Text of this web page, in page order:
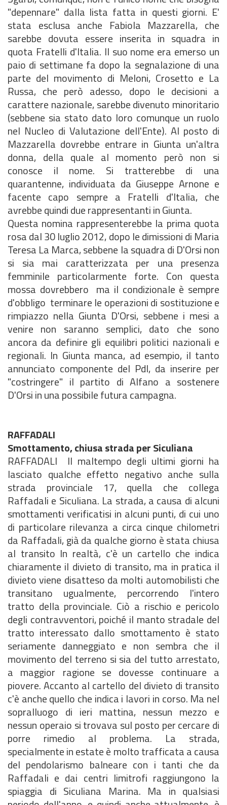
"depennare" dalla lista fatta in questi giorni. E'
stata esclusa anche Fabiola Mazzarella, che
sarebbe dovuta essere inserita in squadra in
quota Fratelli d'Italia. Il suo nome era emerso un
paio di settimane fa dopo la segnalazione di una
parte del movimento di Meloni, Crosetto e La
Russa, che però adesso, dopo le decisioni a
carattere nazionale, sarebbe divenuto minoritario
(sebbene sia stato dato loro comunque un ruolo
nel Nucleo di Valutazione dell'Ente). Al posto di
Mazzarella dovrebbe entrare in Giunta un'altra
donna, della quale al momento però non si
conosce il nome. Si tratterebbe di una
quarantenne, individuata da Giuseppe Arnone e
facente capo sempre a Fratelli d'Italia, che
avrebbe quindi due rappresentanti in Giunta.
Questa nomina rappresenterebbe la prima quota
rosa dal 30 luglio 2012, dopo le dimissioni di Maria
Teresa La Marca, sebbene la squadra di D'Orsi non
si sia mai caratterizzata per una presenza
femminile particolarmente forte. Con questa
mossa dovrebbero  ma il condizionale è sempre
d'obbligo  terminare le operazioni di sostituzione e
rimpiazzo nella Giunta D'Orsi, sebbene i mesi a
venire non saranno semplici, dato che sono
ancora da definire gli equilibri politici nazionali e
regionali. In Giunta manca, ad esempio, il tanto
annunciato componente del Pdl, da inserire per
"costringere" il partito di Alfano a sostenere
D'Orsi in una possibile futura campagna.
RAFFADALI
Smottamento, chiusa strada per Siculiana
RAFFADALI Il maltempo degli ultimi giorni ha
lasciato qualche effetto negativo anche sulla
strada provinciale 17, quella che collega
Raffadali e Siculiana. La strada, a causa di alcuni
smottamenti verificatisi in alcuni punti, di cui uno
di particolare rilevanza a circa cinque chilometri
da Raffadali, già da qualche giorno è stata chiusa
al transito In realtà, c'è un cartello che indica
chiaramente il divieto di transito, ma in pratica il
divieto viene disatteso da molti automobilisti che
transitano ugualmente, percorrendo l'intero
tratto della provinciale. Ciò a rischio e pericolo
degli contravventori, poiché il manto stradale del
tratto interessato dallo smottamento è stato
seriamente danneggiato e non sembra che il
movimento del terreno si sia del tutto arrestato,
a maggior ragione se dovesse continuare a
piovere. Accanto al cartello del divieto di transito
c'è anche quello che indica i lavori in corso. Ma nel
sopralluogo di ieri mattina, nessun mezzo e
nessun operaio si trovava sul posto per cercare di
porre rimedio al problema. La strada,
specialmente in estate è molto trafficata a causa
del pendolarismo balneare con i tanti che da
Raffadali e dai centri limitrofi raggiungono la
spiaggia di Siculiana Marina. Ma in qualsiasi